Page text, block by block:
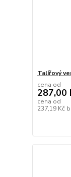
Talířový
cena od
287,00
cena od
237,19 Kč